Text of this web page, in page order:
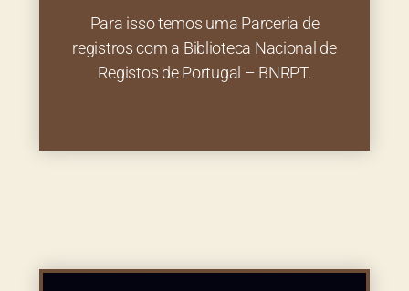
Para isso temos uma Parceria de
registros com a Biblioteca Nacional de
Registos de Portugal – BNRPT.